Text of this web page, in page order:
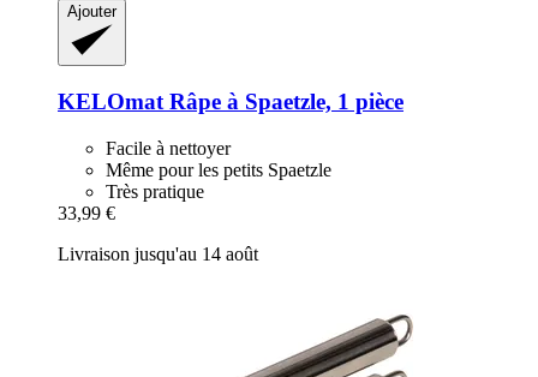
Ajouter
KELOmat Râpe à Spaetzle, 1 pièce
Facile à nettoyer
Même pour les petits Spaetzle
Très pratique
33,99 €
Livraison jusqu'au 14 août